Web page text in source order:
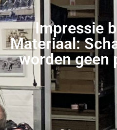
Impressie
Materiaal:
worden